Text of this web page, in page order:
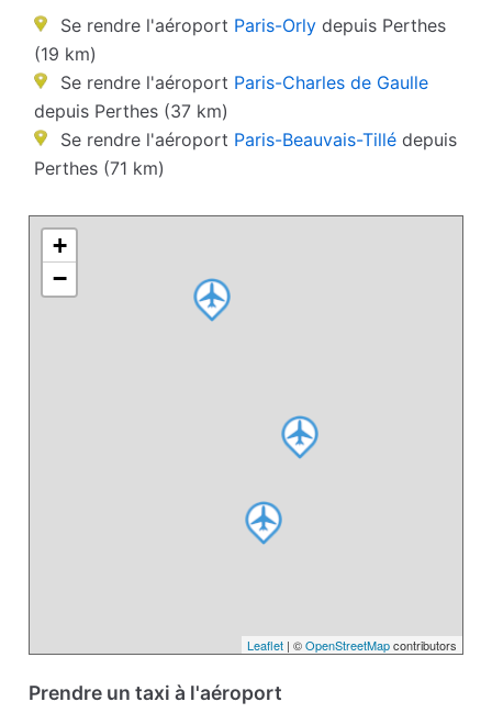
Se rendre l'aéroport Paris-Orly depuis Perthes
(19 km)
Se rendre l'aéroport Paris-Charles de Gaulle
depuis Perthes (37 km)
Se rendre l'aéroport Paris-Beauvais-Tillé depuis
Perthes (71 km)
+
−
Leaflet| ©OpenStreetMapcontributors
Prendre un taxi à l'aéroport